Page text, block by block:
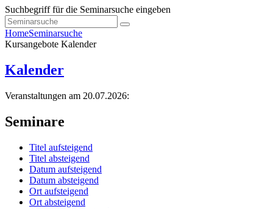
Suchbegriff für die Seminarsuche eingeben
HomeSeminarsuche
Kursangebote Kalender
Kalender
Veranstaltungen am 20.07.2026:
Seminare
Titel aufsteigend
Titel absteigend
Datum aufsteigend
Datum absteigend
Ort aufsteigend
Ort absteigend